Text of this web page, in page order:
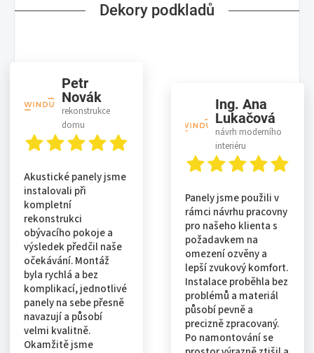
Dekory podkladů
Petr
Novák
rekonstrukce
domu
Akustické panely jsme
instalovali při
kompletní
rekonstrukci
obývacího pokoje a
výsledek předčil naše
očekávání. Montáž
byla rychlá a bez
komplikací, jednotlivé
panely na sebe přesně
navazují a působí
velmi kvalitně.
Okamžitě jsme
Ing. Ana
Lukačová
návrh moderního
interiéru
Panely jsme použili v
rámci návrhu pracovny
pro našeho klienta s
požadavkem na
omezení ozvěny a
lepší zvukový komfort.
Instalace proběhla bez
problémů a materiál
působí pevně a
precizně zpracovaný.
Po namontování se